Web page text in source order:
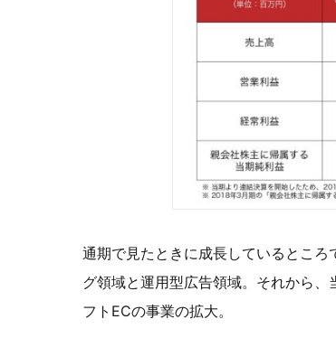
通期で見たときに成長しているとこ
グ領域と運用型広告領域。それから
フトECの事業の拡大。